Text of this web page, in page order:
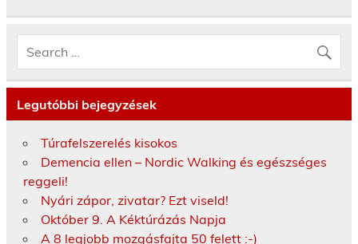
Legutóbbi bejegyzések
Túrafelszerelés kisokos
Demencia ellen – Nordic Walking és egészséges
reggeli!
Nyári zápor, zivatar? Ezt viseld!
Október 9. A Kéktúrázás Napja
A 8 legjobb mozgásfajta 50 felett :-)